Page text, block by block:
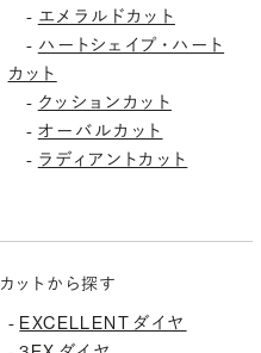
- エメラルドカット
- ハートシェイプ・ハート
カット
- クッションカット
- オーバルカット
- ラディアントカット
カットから探す
- EXCELLENT ダイヤ